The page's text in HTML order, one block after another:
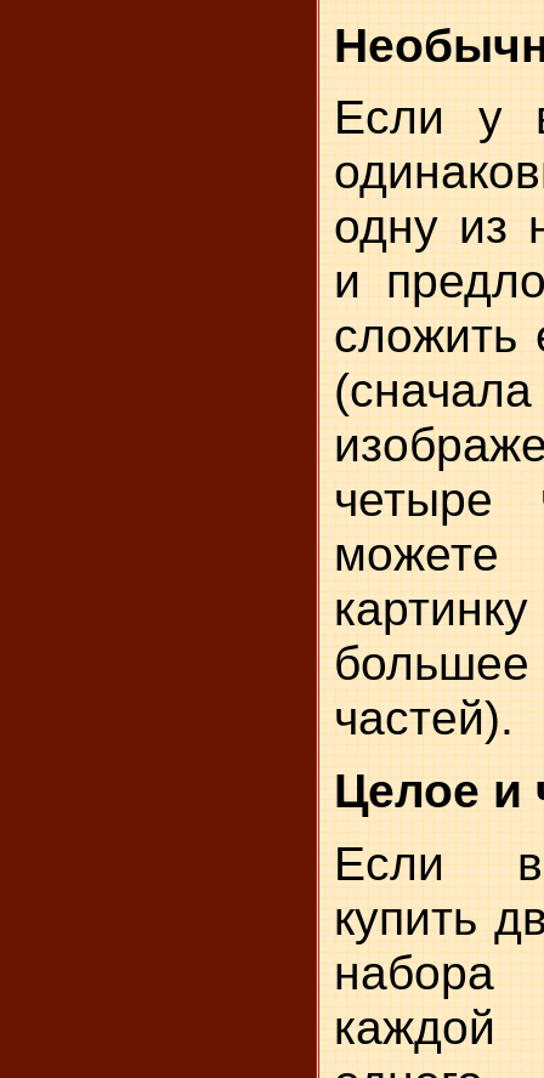
Если у
одну из
и
сложить
четыре
частей).
Целое и
Если
купить
набора